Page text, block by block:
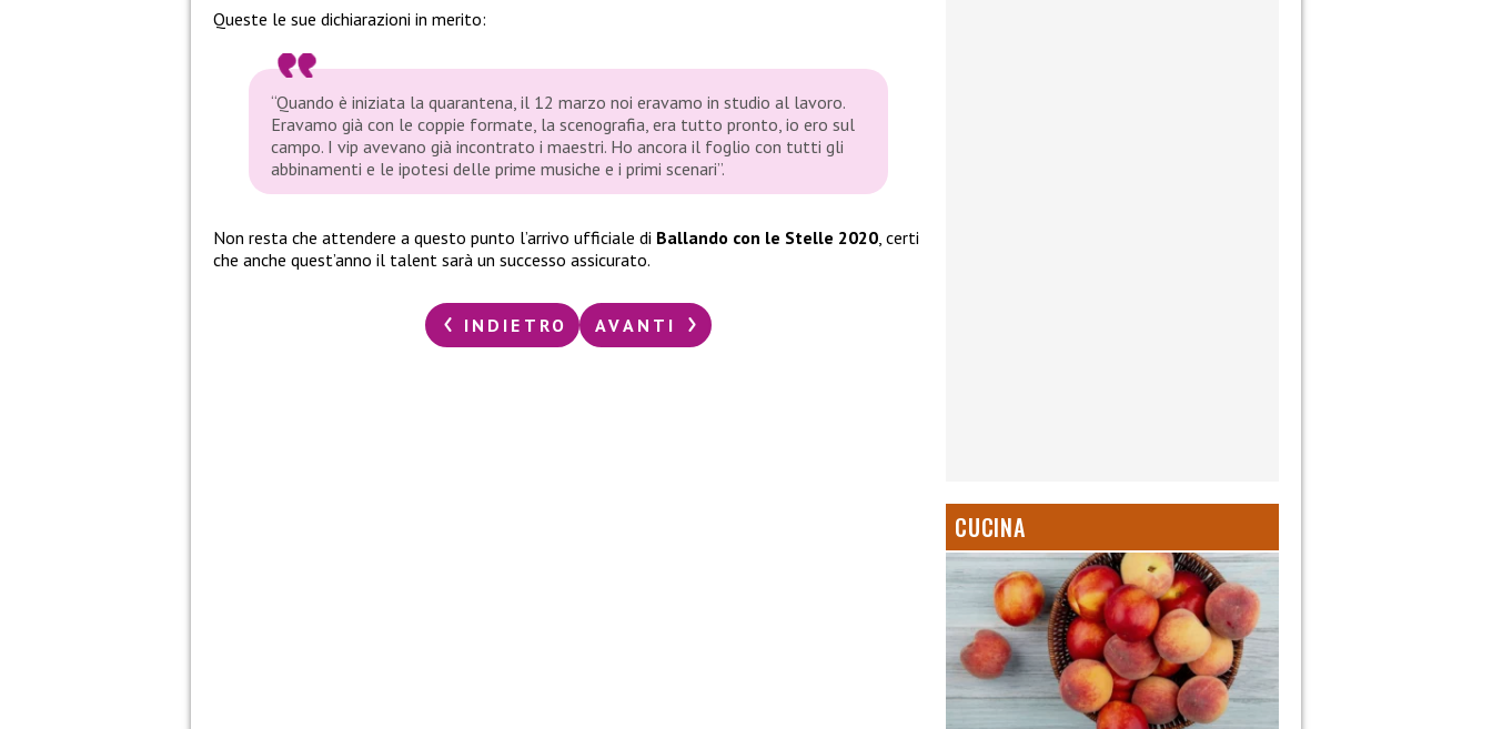
Queste le sue dichiarazioni in merito:
“Quando è iniziata la quarantena, il 12 marzo noi eravamo in studio al lavoro.
Eravamo già con le coppie formate, la scenografia, era tutto pronto, io ero sul
campo. I vip avevano già incontrato i maestri. Ho ancora il foglio con tutti gli
abbinamenti e le ipotesi delle prime musiche e i primi scenari”.
Non resta che attendere a questo punto l’arrivo ufficiale di Ballando con le Stelle 2020, certi
che anche quest’anno il talent sarà un successo assicurato.
INDIETRO AVANTI
CUCINA